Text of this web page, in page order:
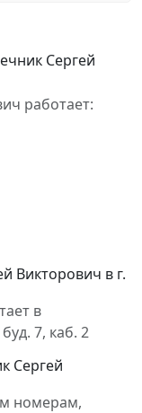
Сергей
работает:
Викторович в г.
в
7, каб. 2
Сергей
номерам,